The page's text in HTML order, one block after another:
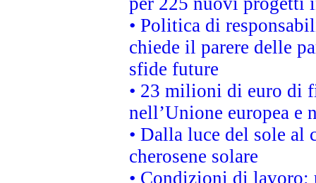
• Politica di
chiede il parere delle
sfide future
• 23 milioni di euro di
nell’Unione europea e
• Dalla luce del sole
cherosene solare
• Condizioni di lavoro: